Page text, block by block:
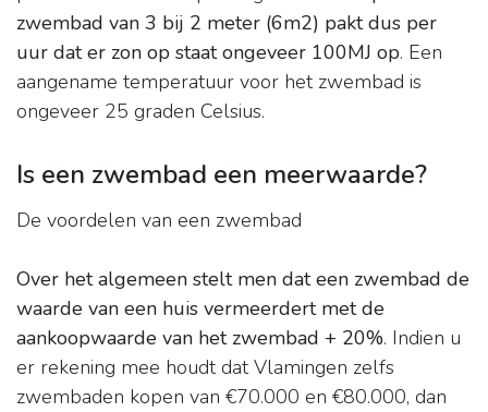
zwembad van 3 bij 2 meter (6m2) pakt dus per
uur dat er zon op staat ongeveer 100MJ op. Een
aangename temperatuur voor het zwembad is
ongeveer 25 graden Celsius.
Is een zwembad een meerwaarde?
De voordelen van een zwembad
Over het algemeen stelt men dat een zwembad de
waarde van een huis vermeerdert met de
aankoopwaarde van het zwembad + 20%. Indien u
er rekening mee houdt dat Vlamingen zelfs
zwembaden kopen van €70.000 en €80.000, dan